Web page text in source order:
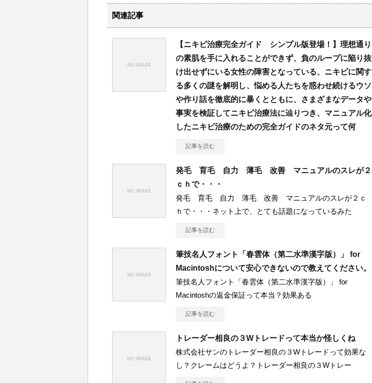
関連記事
【ニキビ治療完全ガイド シンプル版登場！】理想通り
の素肌を手に入れることができず、負のループに陥り抜
け出せずにいる女性の障害となっている、ニキビに関す
る多くの謎を解明し、悩める人たちを惑わせ続けるウソ
や作り話を徹底的に暴くとともに、さまざまなデータや
事実を検証してニキビ治療法に辿りつき、マニュアル化
したニキビ治療のための完全ガイドのネタ元って何
記事を読む
発毛 育毛 自力 薄毛 改善 マニュアルのスレが２
ｃｈで・・・
発毛 育毛 自力 薄毛 改善 マニュアルのスレが２ｃ
ｈで・・・ネット上で、とても話題になっているみた
記事を読む
筆技名人フォント「春雲体（第二水準漢字版）」 for
Macintoshについて安心できないので教えてください。
筆技名人フォント「春雲体（第二水準漢字版）」 for
Macintoshの返金保証って本当？効果ある
記事を読む
トレーダー相良の３Wトレードって本当か怪しくね
株式会社サンのトレーダー相良の３Wトレードって効果な
し？クレームはどうよ？トレーダー相良の３Wトレー